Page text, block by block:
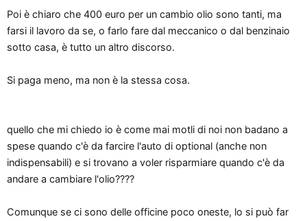
Poi è chiaro che 400 euro per un cambio olio sono tanti, ma
farsi il lavoro da se, o farlo fare dal meccanico o dal benzinaio
sotto casa, è tutto un altro discorso.
Si paga meno, ma non è la stessa cosa.
quello che mi chiedo io è come mai motli di noi non badano a
spese quando c'è da farcire l'auto di optional (anche non
indispensabili) e si trovano a voler risparmiare quando c'è da
andare a cambiare l'olio????
Comunque se ci sono delle officine poco oneste, lo si può far